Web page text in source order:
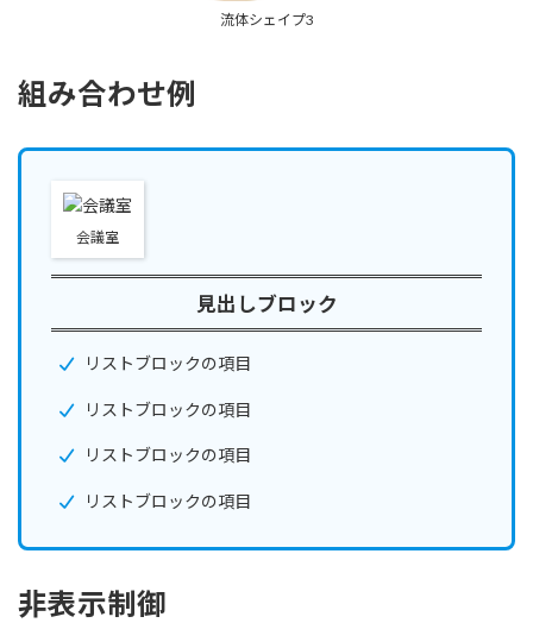
流体シェイプ3
組み合わせ例
会議室
見出しブロック
リストブロックの項目
リストブロックの項目
リストブロックの項目
リストブロックの項目
非表示制御